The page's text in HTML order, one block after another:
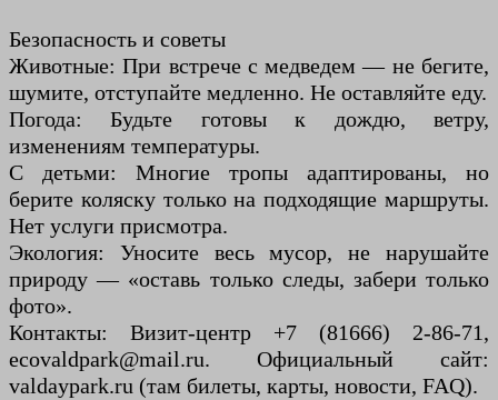
Безопасность и советы
Животные: При встрече с медведем — не бегите,
шумите, отступайте медленно. Не оставляйте еду.
Погода: Будьте готовы к дождю, ветру,
изменениям температуры.
С детьми: Многие тропы адаптированы, но
берите коляску только на подходящие маршруты.
Нет услуги присмотра.
Экология: Уносите весь мусор, не нарушайте
природу — «оставь только следы, забери только
фото».
Контакты: Визит-центр +7 (81666) 2-86-71,
ecovaldpark@mail.ru. Официальный сайт:
valdaypark.ru (там билеты, карты, новости, FAQ).